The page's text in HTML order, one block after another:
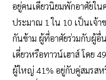
อยู่คนเดียวนิยมพักอาศัยใ
ประมาณ 1 ใน 10 เป็นเจ้า
กันข้าม ผู้ที่อาศัยร่วมกับผู้อื่
เดี่ยวหรือทาวน์เฮาส์ โดย
ผู้ใหญ่ 41% อยู่กับคู่สมรส